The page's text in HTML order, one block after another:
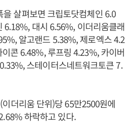
살펴보면 크립토닷컴체인 6.0
대시 6.56%, 이더리움클래
알고랜드 5.38%, 제로엑스 4.2
콘 6.48%, 루프링 4.23%, 카이버
스테이터스네트워크토큰 7.
더리움 단위)당 65만2500원에
하락하고 있다.